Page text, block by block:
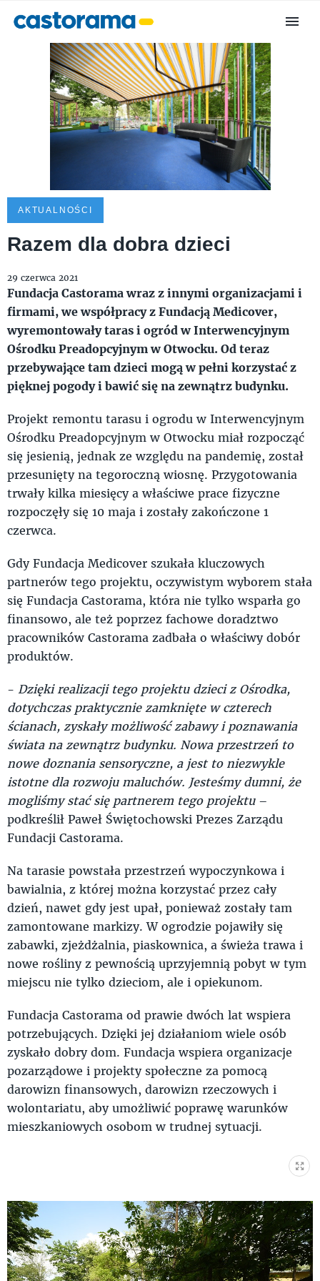
AKTUALNOŚCI
Razem dla dobra dzieci
29 czerwca 2021
Fundacja Castorama wraz z innymi organizacjami i
firmami, we współpracy z Fundacją Medicover,
wyremontowały taras i ogród w Interwencyjnym
Ośrodku Preadopcyjnym w Otwocku. Od teraz
przebywające tam dzieci mogą w pełni korzystać z
pięknej pogody i bawić się na zewnątrz budynku.
Projekt remontu tarasu i ogrodu w Interwencyjnym
Ośrodku Preadopcyjnym w Otwocku miał rozpocząć
się jesienią, jednak ze względu na pandemię, został
przesunięty na tegoroczną wiosnę. Przygotowania
trwały kilka miesięcy a właściwe prace fizyczne
rozpoczęły się 10 maja i zostały zakończone 1
czerwca.
Gdy Fundacja Medicover szukała kluczowych
partnerów tego projektu, oczywistym wyborem stała
się Fundacja Castorama, która nie tylko wsparła go
finansowo, ale też poprzez fachowe doradztwo
pracowników Castorama zadbała o właściwy dobór
produktów.
- Dzięki realizacji tego projektu dzieci z Ośrodka,
dotychczas praktycznie zamknięte w czterech
ścianach, zyskały możliwość zabawy i poznawania
świata na zewnątrz budynku. Nowa przestrzeń to
nowe doznania sensoryczne, a jest to niezwykle
istotne dla rozwoju maluchów. Jesteśmy dumni, że
mogliśmy stać się partnerem tego projektu–
podkreślił Paweł Świętochowski Prezes Zarządu
Fundacji Castorama.
Na tarasie powstała przestrzeń wypoczynkowa i
bawialnia, z której można korzystać przez cały
dzień, nawet gdy jest upał, ponieważ zostały tam
zamontowane markizy. W ogrodzie pojawiły się
zabawki, zjeżdżalnia, piaskownica, a świeża trawa i
nowe rośliny z pewnością uprzyjemnią pobyt w tym
miejscu nie tylko dzieciom, ale i opiekunom.
Fundacja Castorama od prawie dwóch lat wspiera
potrzebujących. Dzięki jej działaniom wiele osób
zyskało dobry dom. Fundacja wspiera organizacje
pozarządowe i projekty społeczne za pomocą
darowizn finansowych, darowizn rzeczowych i
wolontariatu, aby umożliwić poprawę warunków
mieszkaniowych osobom w trudnej sytuacji.